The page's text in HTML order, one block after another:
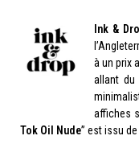
Ink &
à un prix
allant du
affiches
Tok Oil Nude” est issu